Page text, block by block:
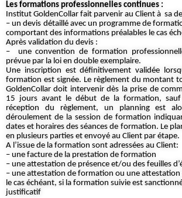
Les formations professionnelles continues :
Institut GoldenCollar fait parvenir au Client à sa
– un devis détaillé avec un programme de
comportant des informations préalables le cas
Après validation du devis :
– une convention de formation
prévue par la loi en double exemplaire.
Une inscription est définitivement validée
formation est signée. Le règlement du montant
GoldenCollar doit intervenir dès la prise de
15 jours avant le début de la formation, sauf
réception du règlement, un planning est
déroulement de la session de formation
dates et horaires des séances de formation. Le
en plusieurs parties et envoyé au Client par étape.
A l’issue de la formation sont adressées au Client:
– une facture de la prestation de formation
– une attestation de présence et/ou des feuilles
– une attestation de formation ou une
le cas échéant, si la formation suivie est
justificatif